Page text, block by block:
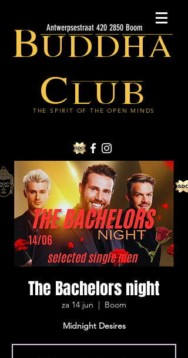
Buddha
Club
THE SPIRIT OF THE OPEN MINDS
Antwerpsestraat 420 2850 Boom
The Bachelors night
za 14 jun
  |
Boom
Midnight Desires